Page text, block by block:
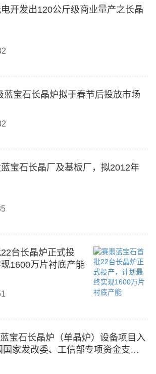
开发出120公斤级商业量产之长晶
蓝宝石长晶炉拟于春节后投放市场
宝石长晶厂及基板厂，拟2012年
台长晶炉正式投
1600万片衬底产能
宝石长晶炉（单晶炉）设备项目入
国家发改委、工信部专项资金支持